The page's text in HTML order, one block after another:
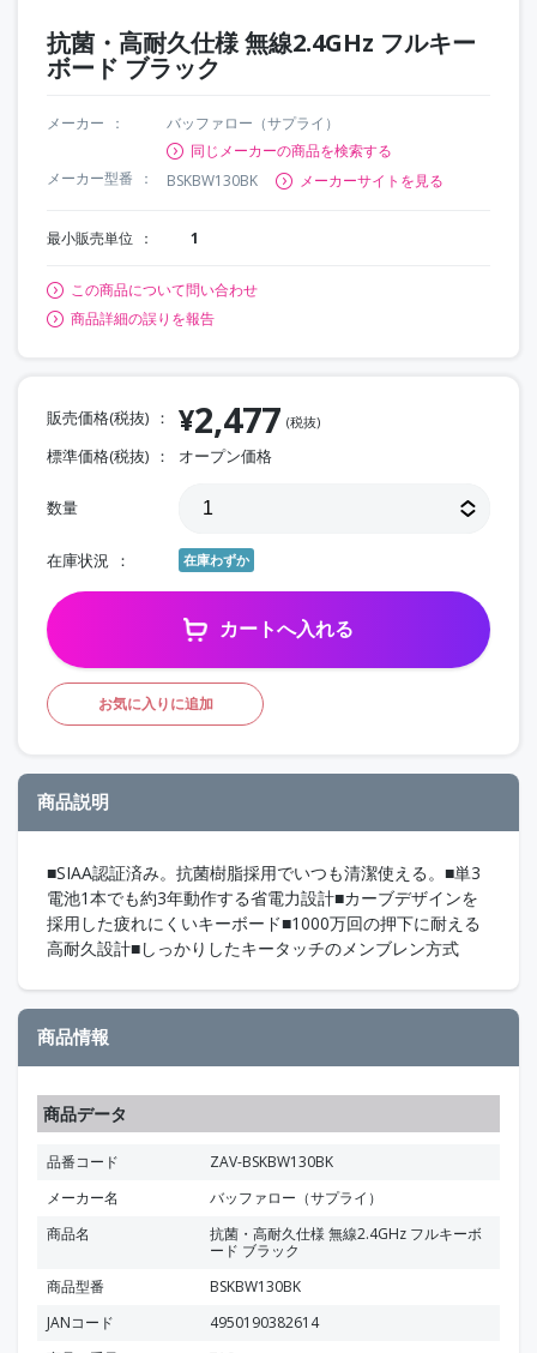
抗菌・高耐久仕様 無線2.4GHz フルキー
ボード ブラック
メーカー
バッファロー（サプライ）
同じメーカーの商品を検索する
メーカー型番
BSKBW130BK メーカーサイトを見る
最小販売単位 1
この商品について問い合わせ
商品詳細の誤りを報告
販売価格(税抜) ¥2,477 (税抜)
標準価格(税抜) オープン価格
数量
在庫状況 在庫わずか
カートへ入れる
お気に入りに追加
商品説明
■SIAA認証済み。抗菌樹脂採用でいつも清潔使える。■単3
電池1本でも約3年動作する省電力設計■カーブデザインを
採用した疲れにくいキーボード■1000万回の押下に耐える
高耐久設計■しっかりしたキータッチのメンブレン方式
商品情報
商品データ
品番コード
ZAV-BSKBW130BK
メーカー名
バッファロー（サプライ）
商品名
抗菌・高耐久仕様 無線2.4GHz フルキーボ
ード ブラック
商品型番
BSKBW130BK
JANコード
4950190382614